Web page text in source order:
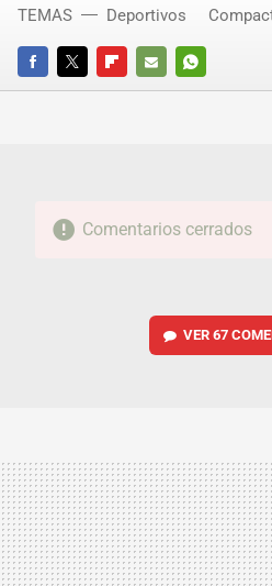
FACEBOOKTWITTERFLIPBOARD
E-
WHATSAPP
TEMAS Deportivos
Comentarios cerrados
VER 67